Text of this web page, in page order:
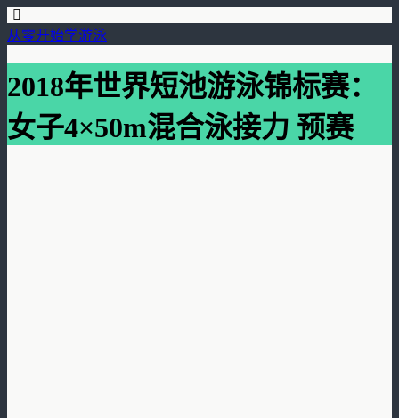
从零开始学游泳
2018年世界短池游泳锦标赛：
女子4×50m混合泳接力 预赛